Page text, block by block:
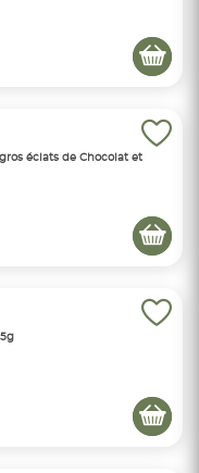
éclats de Chocolat et